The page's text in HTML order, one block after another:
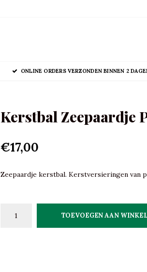
ONLINE ORDERS VERZONDEN BINNEN 2
Kerstbal Zeepaardje
€17,00
Zeepaardje kerstbal. Kerstversieringen van
TOEVOEGEN AAN